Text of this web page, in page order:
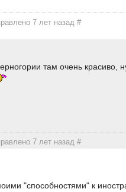
7 лет назад#
там очень красиво,
7 лет назад#
"способностями" к